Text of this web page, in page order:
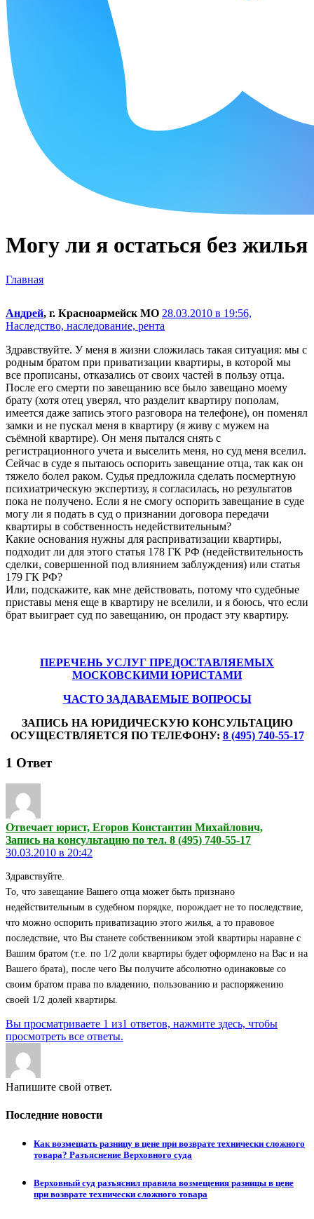
Могу ли я остаться без жилья
Главная
Андрей, г. Красноармейск МО 28.03.2010 в 19:56,
Наследство, наследование, рента
Здравствуйте. У меня в жизни сложилась такая ситуация: мы с
родным братом при приватизации квартиры, в которой мы
все прописаны, отказались от своих частей в пользу отца.
После его смерти по завещанию все было завещано моему
брату (хотя отец уверял, что разделит квартиру пополам,
имеется даже запись этого разговора на телефоне), он поменял
замки и не пускал меня в квартиру (я живу с мужем на
съёмной квартире). Он меня пытался снять с
регистрационного учета и выселить меня, но суд меня вселил.
Сейчас в суде я пытаюсь оспорить завещание отца, так как он
тяжело болел раком. Судья предложила сделать посмертную
психиатрическую экспертизу, я согласилась, но результатов
пока не получено. Если я не смогу оспорить завещание в суде
могу ли я подать в суд о признании договора передачи
квартиры в собственность недействительным?
Какие основания нужны для расприватизации квартиры,
подходит ли для этого статья 178 ГК РФ (недействительность
сделки, совершенной под влиянием заблуждения) или статья
179 ГК РФ?
Или, подскажите, как мне действовать, потому что судебные
приставы меня еще в квартиру не вселили, и я боюсь, что если
брат выиграет суд по завещанию, он продаст эту квартиру.
ПЕРЕЧЕНЬ УСЛУГ ПРЕДОСТАВЛЯЕМЫХ
МОСКОВСКИМИ ЮРИСТАМИ
ЧАСТО ЗАДАВАЕМЫЕ ВОПРОСЫ
ЗАПИСЬ НА ЮРИДИЧЕСКУЮ КОНСУЛЬТАЦИЮ
ОСУЩЕСТВЛЯЕТСЯ ПО ТЕЛЕФОНУ: 8 (495) 740-55-17
1 Ответ
Отвечает юрист, Егоров Константин Михайлович,
Запись на консультацию по тел. 8 (495) 740-55-17
30.03.2010 в 20:42
Здравствуйте.
То, что завещание Вашего отца может быть признано
недействительным в судебном порядке, порождает не то последствие,
что можно оспорить приватизацию этого жилья, а то правовое
последствие, что Вы станете собственником этой квартиры наравне с
Вашим братом (т.е. по 1/2 доли квартиры будет оформлено на Вас и на
Вашего брата), после чего Вы получите абсолютно одинаковые со
своим братом права по владению, пользованию и распоряжению
своей 1/2 долей квартиры.
Вы просматриваете 1 из1 ответов, нажмите здесь, чтобы
просмотреть все ответы.
Напишите свой ответ.
Последние новости
Как возмещать разницу в цене при возврате технически сложного
товара? Разъяснение Верховного суда
Верховный суд разъяснил правила возмещения разницы в цене
при возврате технически сложного товара